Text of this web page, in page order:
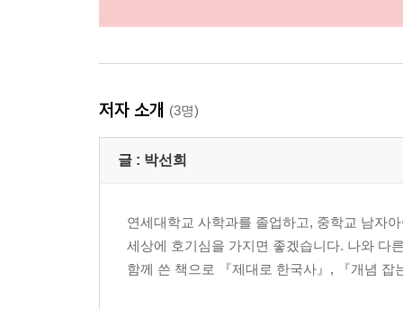
저자 소개 (3명)
글 : 박선희
연세대학교 사학과를 졸업하고, 중학교 남자
세상에 호기심을 가지면 좋겠습니다. 나와 다
함께 쓴 책으로 『제대로 한국사』, 『개념 잡